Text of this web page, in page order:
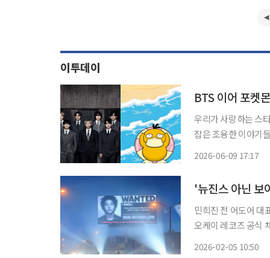
이투데이
BTS 이어 포켓
우리가 사랑하는 스
잡은 조용한 이야기들. '엔터로그'에
2026-06-09 17:17
'뉴진스 아닌
민희진 전 어도어 대
오케이 레코즈 공식 채널
2026-02-05 10:50